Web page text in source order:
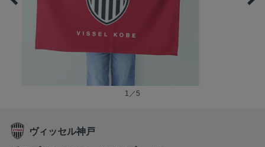
1／5
ヴィッセル神戸